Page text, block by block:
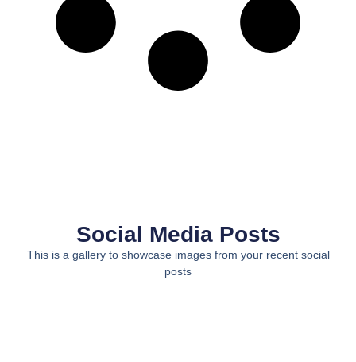
Social Media Posts
This is a gallery to showcase images from your recent social
posts